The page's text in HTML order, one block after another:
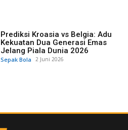
Prediksi Kroasia vs Belgia: Adu
Kekuatan Dua Generasi Emas
Jelang Piala Dunia 2026
Sepak Bola 2 Juni 2026